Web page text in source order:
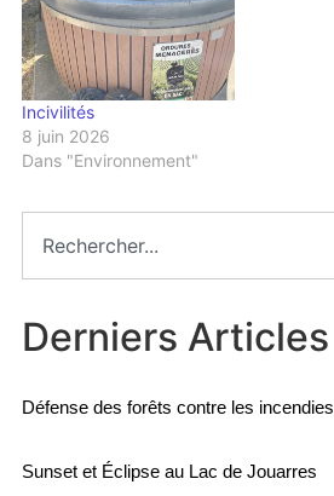
Incivilités
8 juin 2026
Dans "Environnement"
Derniers Articles
Défense des forêts contre les incendies
Sunset et Éclipse au Lac de Jouarres